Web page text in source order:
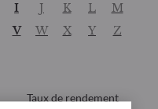
I J K L
M
V W X Y Z
Taux de rendement